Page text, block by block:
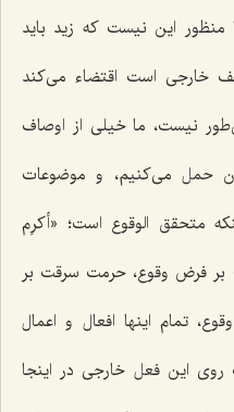
منظور این نیست كه زید باید
خارجى است اقتضاء مى‌كند
نیست، ما خیلى از اوصاف
حمل مى‌كنیم، و موضوعات
متحقق الوقوع است؛ «أكرِم
بر فرض وقوع، حرمت سرقت بر
تمام اینها افعال و اعمال
این فعل خارجى در اینجا